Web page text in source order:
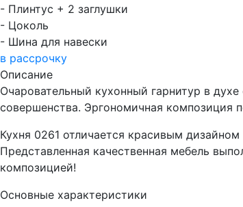
- Плинтус + 2 заглушки
- Цоколь
- Шина для навески
в рассрочку
Описание
Очаровательный кухонный гарнитур в
совершенства. Эргономичная композиция
Кухня 0261 отличается красивым
Представленная качественная мебель
композицией!
Основные характеристики